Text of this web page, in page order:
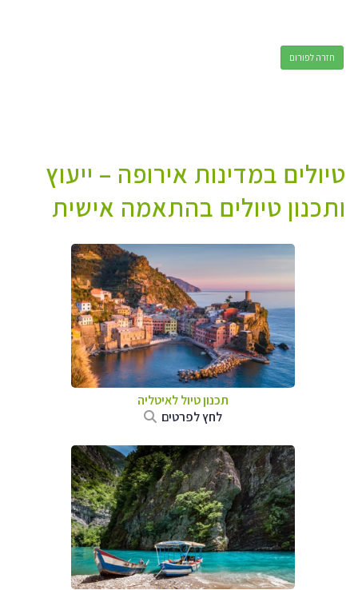
חזרה לפורום
טיולים במדינות אירופה – ייעוץ
ותכנון טיולים בהתאמה אישית
תכנון טיול לאיטליה
לחץ לפרטים